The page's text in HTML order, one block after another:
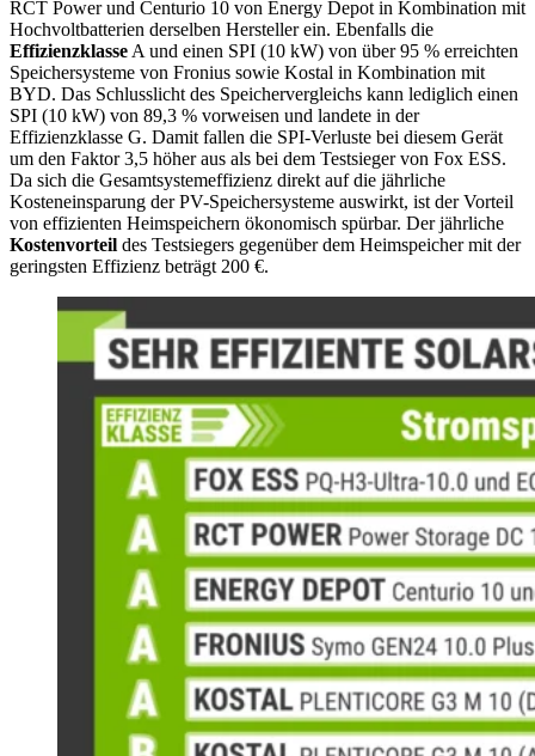
RCT Power und Centurio 10 von Energy Depot in Kombination mit
Hochvoltbatterien derselben Hersteller ein. Ebenfalls die
Effizienzklasse A und einen SPI (10 kW) von über 95 % erreichten
Speichersysteme von Fronius sowie Kostal in Kombination mit
BYD. Das Schlusslicht des Speichervergleichs kann lediglich einen
SPI (10 kW) von 89,3 % vorweisen und landete in der
Effizienzklasse G. Damit fallen die SPI-Verluste bei diesem Gerät
um den Faktor 3,5 höher aus als bei dem Testsieger von Fox ESS.
Da sich die Gesamtsystemeffizienz direkt auf die jährliche
Kosteneinsparung der PV-Speichersysteme auswirkt, ist der Vorteil
von effizienten Heimspeichern ökonomisch spürbar. Der jährliche
Kostenvorteil des Testsiegers gegenüber dem Heimspeicher mit der
geringsten Effizienz beträgt 200 €.